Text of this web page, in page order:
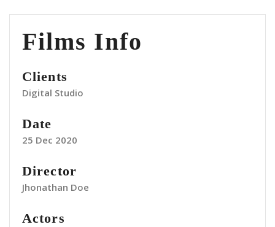
Films Info
Clients
Digital Studio
Date
25 Dec 2020
Director
Jhonathan Doe
Actors